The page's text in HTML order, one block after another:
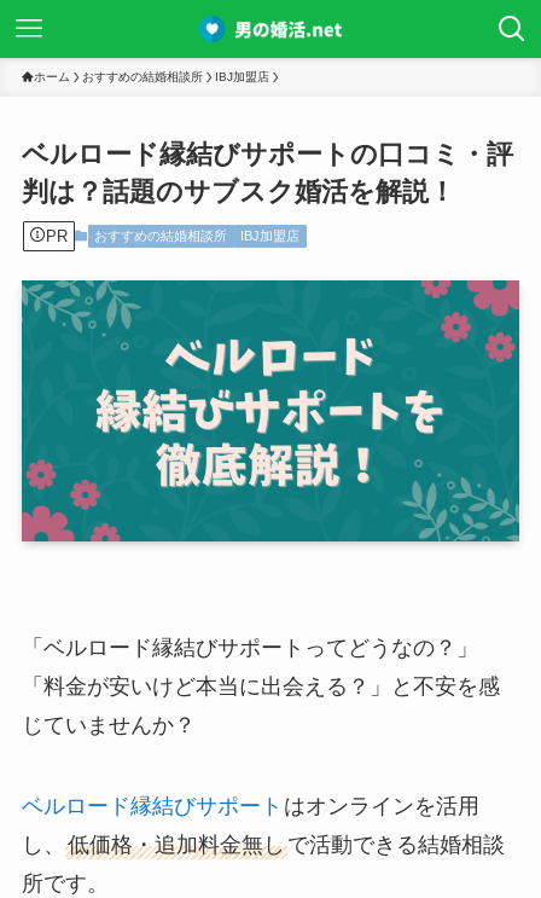
ホーム おすすめの結婚相談所 IBJ加盟店
ベルロード縁結びサポートの口コミ・評
判は？話題のサブスク婚活を解説！
PR おすすめの結婚相談所 IBJ加盟店
「ベルロード縁結びサポートってどうなの？」
「料金が安いけど本当に出会える？」と不安を感
じていませんか？
ベルロード縁結びサポート はオンラインを活用
し、 低価格・追加料金無しで活動できる結婚相談
所です。